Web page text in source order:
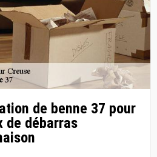
de benne 37 pour
de débarras